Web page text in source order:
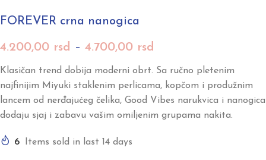
FOREVER crna nanogica
4.200,00 rsd – 4.700,00 rsd
Klasičan trend dobija moderni obrt. Sa ručno pletenim
najfinijim Miyuki staklenim perlicama, kopčom i produžnim
lancem od nerđajućeg čelika, Good Vibes narukvica i nanogica
dodaju sjaj i zabavu vašim omiljenim grupama nakita.
6 Items sold in last 14 days